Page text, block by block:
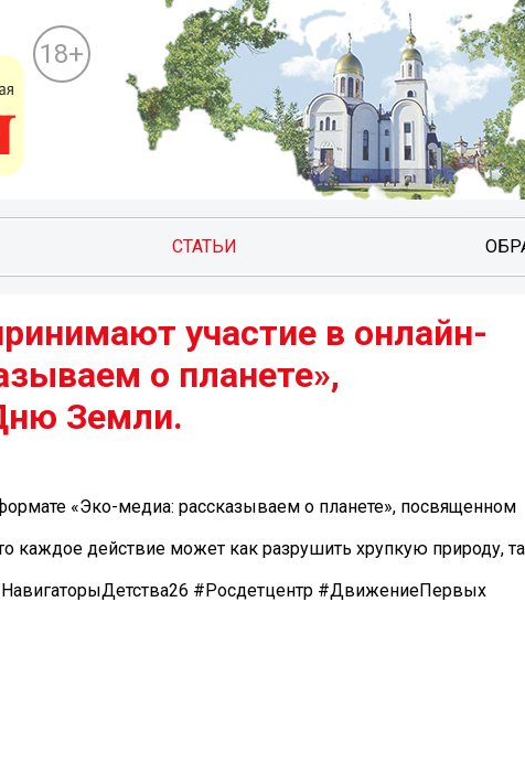
18+
СТАТЬИ
участие в онлайн-
о планете»,
Земли.
«Эко-медиа: рассказываем о планете», посвященном
каждое действие может как разрушить хрупкую природу,
#Росдетцентр #ДвижениеПервых